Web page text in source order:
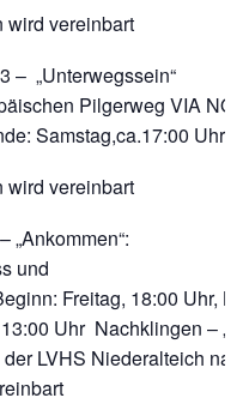
wird vereinbart
– „Unterwegssein“
Pilgerweg VIA
Samstag,ca.17:00 Uhr
wird vereinbart
„Ankommen“:
und
Freitag, 18:00 Uhr,
Uhr Nachklingen –
LVHS Niederalteich